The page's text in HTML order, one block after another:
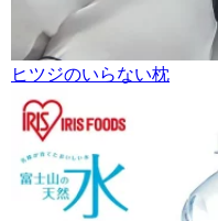
ヒツジのいらない枕